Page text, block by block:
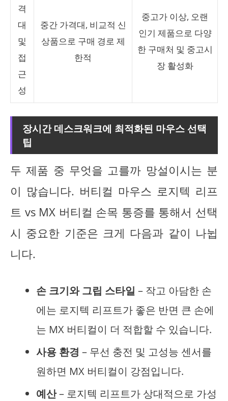
격
대
및
접
근
성
중간 가격대, 비교적 신
상품으로 구매 경로 제
한적
중고가 이상, 오랜
인기 제품으로 다양
한 구매처 및 중고시
장 활성화
장시간 데스크워크에 최적화된 마우스 선택
팁
두 제품 중 무엇을 고를까 망설이시는 분
이 많습니다. 버티컬 마우스 로지텍 리프
트 vs MX 버티컬 손목 통증를 통해서 선택
시 중요한 기준은 크게 다음과 같이 나뉩
니다.
손 크기와 그립 스타일 – 작고 아담한 손
에는 로지텍 리프트가 좋은 반면 큰 손에
는 MX 버티컬이 더 적합할 수 있습니다.
사용 환경 – 무선 충전 및 고성능 센서를
원하면 MX 버티컬이 강점입니다.
예산– 로지텍 리프트가 상대적으로 가성